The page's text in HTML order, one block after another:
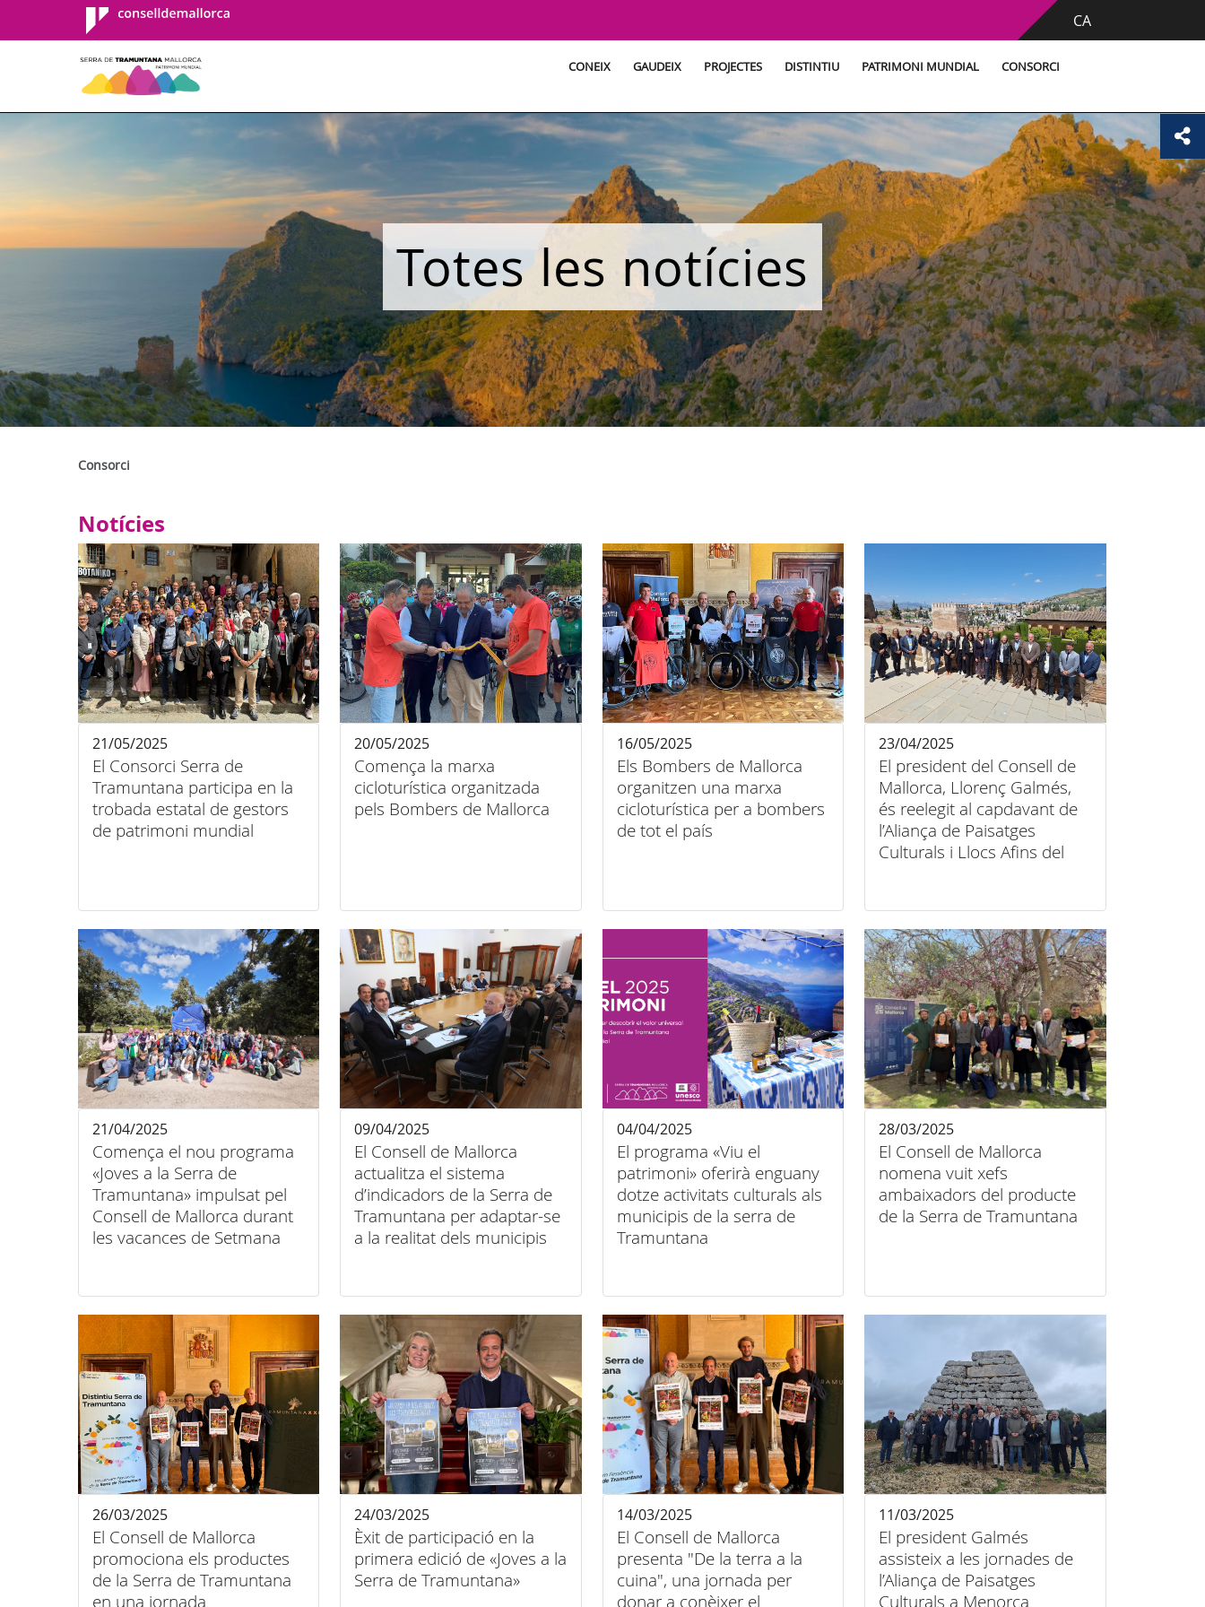
Consell de
Mallorca
CA
CONEIX GAUDEIX PROJECTES DISTINTIU PATRIMONI MUNDIAL CONSORCI
Totes les notícies
Consorci
Notícies
El Consorci Serra de
Tramuntana participa en la
trobada estatal de gestors
de patrimoni mundial
21/05/2025
Comença la marxa
cicloturística organitzada
pels Bombers de Mallorca
20/05/2025
Els Bombers de Mallorca
organitzen una marxa
cicloturística per a bombers
de tot el país
16/05/2025
El president del Consell de
Mallorca, Llorenç Galmés,
és reelegit al capdavant de
l’Aliança de Paisatges
Culturals i Llocs Afins del
23/04/2025
Comença el nou programa
«Joves a la Serra de
Tramuntana» impulsat pel
Consell de Mallorca durant
les vacances de Setmana
21/04/2025
El Consell de Mallorca
actualitza el sistema
d’indicadors de la Serra de
Tramuntana per adaptar-se
a la realitat dels municipis
09/04/2025
El programa «Viu el
patrimoni» oferirà enguany
dotze activitats culturals als
municipis de la serra de
Tramuntana
04/04/2025
El Consell de Mallorca
nomena vuit xefs
ambaixadors del producte
de la Serra de Tramuntana
28/03/2025
El Consell de Mallorca
promociona els productes
de la Serra de Tramuntana
en una jornada
26/03/2025
Èxit de participació en la
primera edició de «Joves a la
Serra de Tramuntana»
24/03/2025
El Consell de Mallorca
presenta "De la terra a la
cuina", una jornada per
donar a conèixer el
14/03/2025
El president Galmés
assisteix a les jornades de
l’Aliança de Paisatges
Culturals a Menorca
11/03/2025